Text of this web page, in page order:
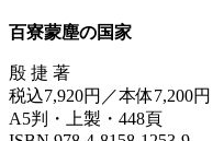
百寮蒙塵の国家
殷 捷 著
税込7,920円／本体7,200円
A5判・上製・448頁